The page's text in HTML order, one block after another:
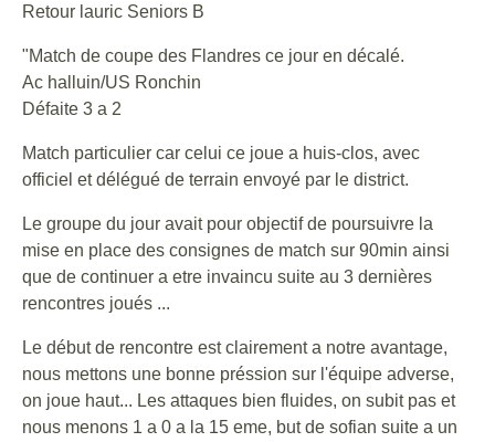
Retour lauric Seniors B
"Match de coupe des Flandres ce jour en décalé.
Ac halluin/US Ronchin
Défaite 3 a 2
Match particulier car celui ce joue a huis-clos, avec
officiel et délégué de terrain envoyé par le district.
Le groupe du jour avait pour objectif de poursuivre la
mise en place des consignes de match sur 90min ainsi
que de continuer a etre invaincu suite au 3 dernières
rencontres joués ...
Le début de rencontre est clairement a notre avantage,
nous mettons une bonne préssion sur l'équipe adverse,
on joue haut... Les attaques bien fluides, on subit pas et
nous menons 1 a 0 a la 15 eme, but de sofian suite a un